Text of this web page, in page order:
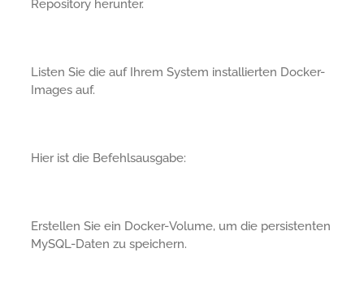
Repository herunter.
Listen Sie die auf Ihrem System installierten Docker-
Images auf.
Hier ist die Befehlsausgabe:
Erstellen Sie ein Docker-Volume, um die persistenten
MySQL-Daten zu speichern.